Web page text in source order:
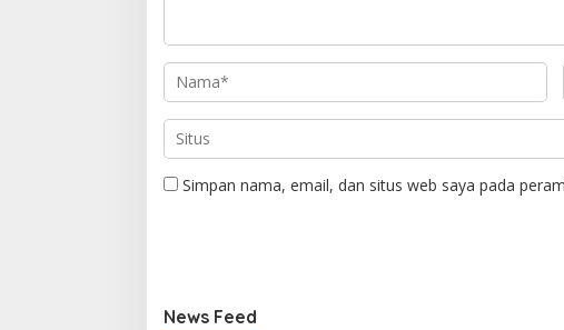
Simpan nama, email, dan situs web saya pada
News Feed